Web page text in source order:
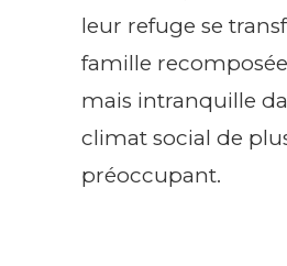
leur refuge se
famille
mais intranquille
climat social de
préoccupant.